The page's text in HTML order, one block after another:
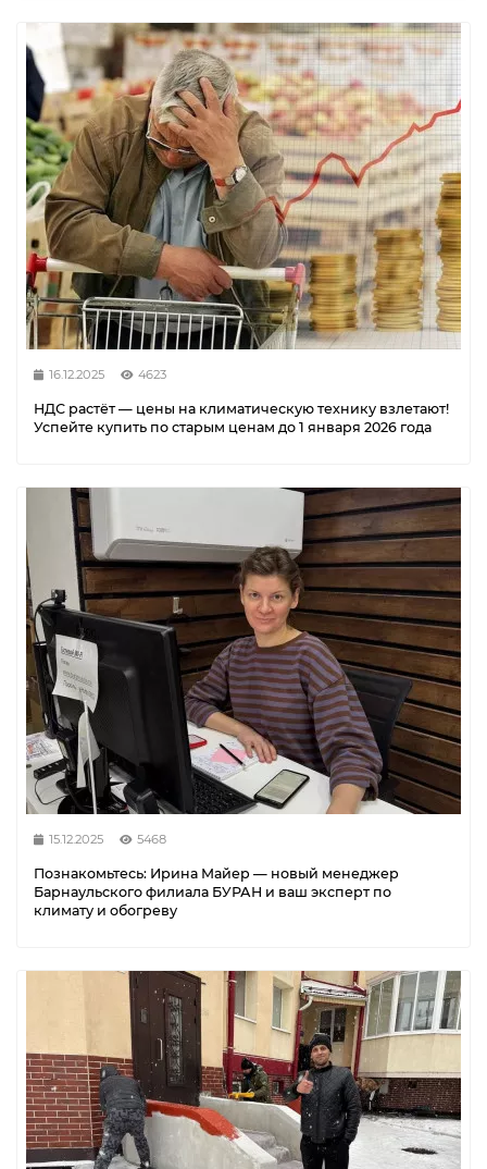
16.12.2025 4623
НДС растёт — цены на климатическую технику взлетают!
Успейте купить по старым ценам до 1 января 2026 года
15.12.2025 5468
Познакомьтесь: Ирина Майер — новый менеджер
Барнаульского филиала БУРАН и ваш эксперт по
климату и обогреву